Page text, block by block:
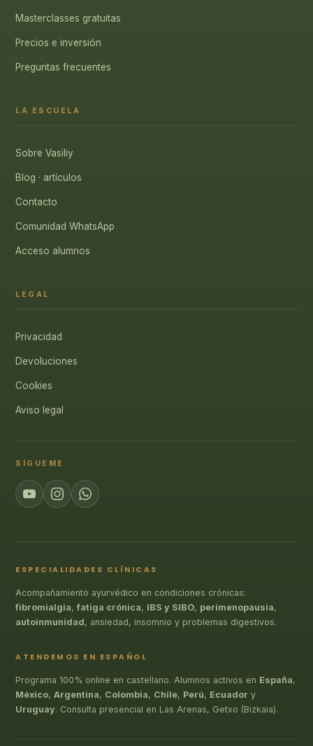
Masterclasses gratuitas
Precios e inversión
Preguntas frecuentes
LA ESCUELA
Sobre Vasiliy
Blog · artículos
Contacto
Comunidad WhatsApp
Acceso alumnos
LEGAL
Privacidad
Devoluciones
Cookies
Aviso legal
SÍGUEME
ESPECIALIDADES CLÍNICAS
Acompañamiento ayurvédico en condiciones crónicas:
fibromialgia,fatiga crónica, IBS y SIBO, perimenopausia,
autoinmunidad, ansiedad, insomnio y problemas digestivos.
ATENDEMOS EN ESPAÑOL
Programa 100% online en castellano. Alumnos activos en España,
México, Argentina, Colombia, Chile, Perú, Ecuador y
Uruguay. Consulta presencial en Las Arenas, Getxo (Bizkaia).